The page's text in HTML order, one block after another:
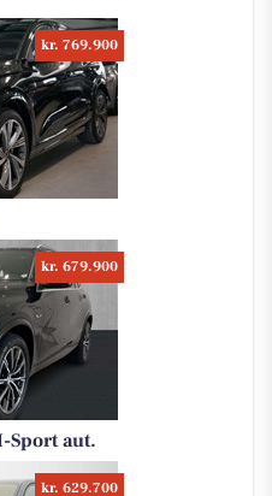
kr. 769.900
kr. 679.900
Sport aut.
kr. 629.700